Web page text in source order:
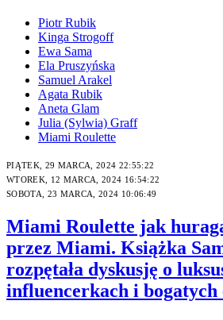
Piotr Rubik
Kinga Strogoff
Ewa Sama
Ela Pruszyńska
Samuel Arakel
Agata Rubik
Aneta Glam
Julia (Sylwia) Graff
Miami Roulette
PIĄTEK, 29 MARCA, 2024 22:55:22
WTOREK, 12 MARCA, 2024 16:54:22
SOBOTA, 23 MARCA, 2024 10:06:49
Miami Roulette jak
przez Miami. Książka
rozpętała dyskusję o
influencerkach i bogatych